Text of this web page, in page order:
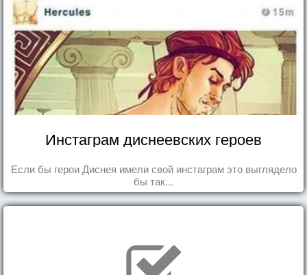
Инстаграм диснеевских героев
Если бы герои Диснея имели свой инстаграм это выглядело
бы так...